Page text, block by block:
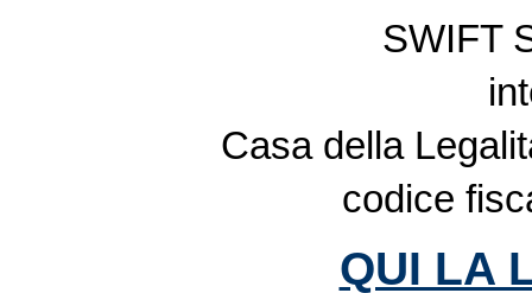
SWIFT
Casa della
codice
QUI LA